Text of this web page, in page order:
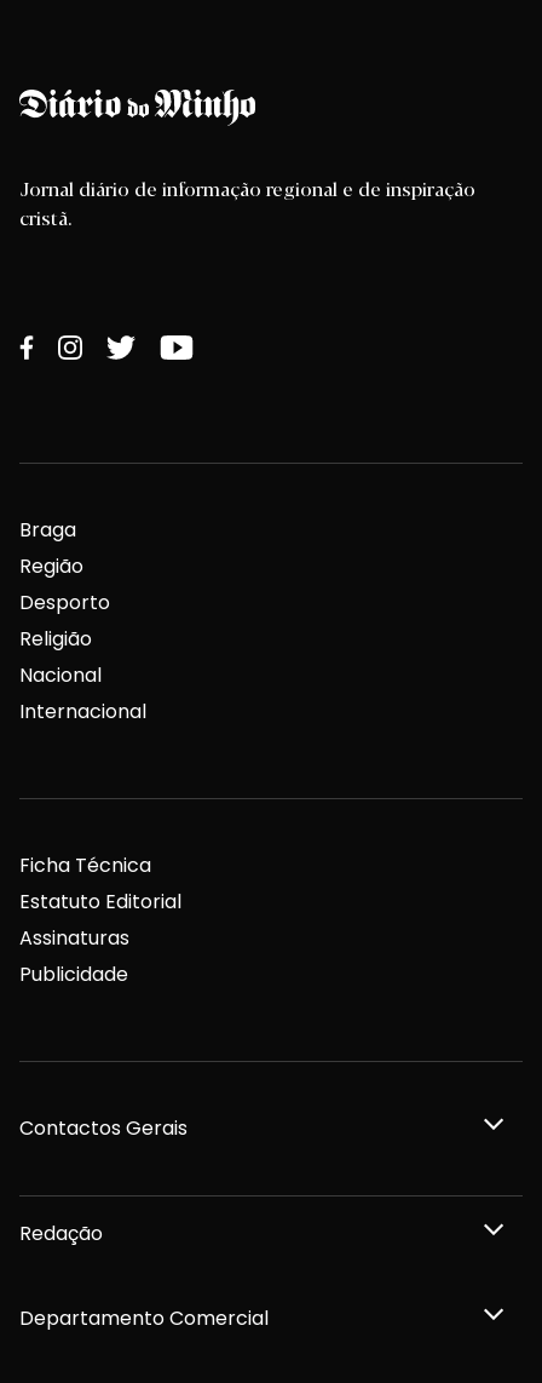
Jornal diário de informação regional e de inspiração
cristã.
Braga
Região
Desporto
Religião
Nacional
Internacional
Ficha Técnica
Estatuto Editorial
Assinaturas
Publicidade
Contactos Gerais
Redação
Departamento Comercial